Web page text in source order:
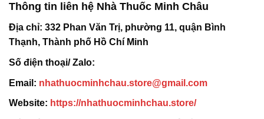
Thông tin liên hệ Nhà Thuốc Minh Châu
Địa chỉ: 332 Phan Văn Trị, phường 11, quận Bình
Thạnh, Thành phố Hồ Chí Minh
Số điện thoại/ Zalo:
Email: nhathuocminhchau.store@gmail.com
Website: https://nhathuocminhchau.store/